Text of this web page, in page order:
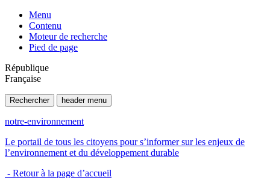
Menu
Contenu
Moteur de recherche
Pied de page
République
Française
Rechercher header menu
notre-environnement
Le portail de tous les citoyens pour s’informer sur les enjeux de
l’environnement et du développement durable
- Retour à la page d’accueil